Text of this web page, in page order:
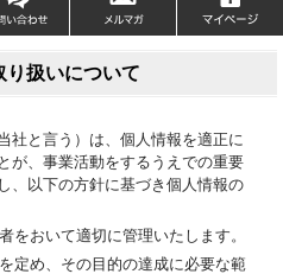
り扱いについて
社と言う）は、個人情報を適正に
が、事業活動をするうえでの重要
、以下の方針に基づき個人情報の
をおいて適切に管理いたします。
定め、その目的の達成に必要な範